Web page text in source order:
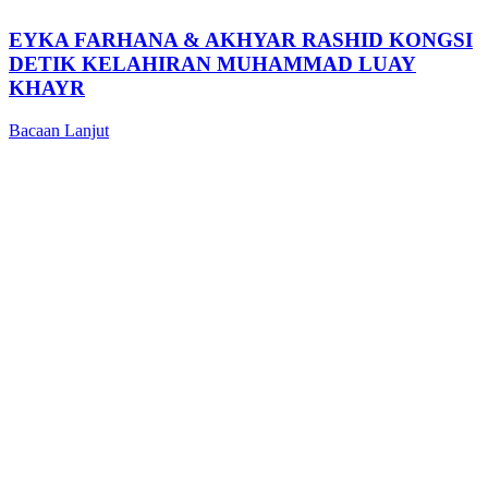
EYKA FARHANA & AKHYAR RASHID KONGSI
DETIK KELAHIRAN MUHAMMAD LUAY
KHAYR
Bacaan Lanjut